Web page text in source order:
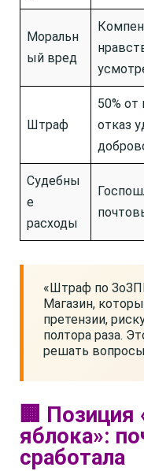
Моральн
ый вред
Штраф
50%
отказ
Судебны
е
расходы
«Штраф по
Магазин,
претензии,
полтора раза.
решать
🏢 Позиция
яблока»:
сработала